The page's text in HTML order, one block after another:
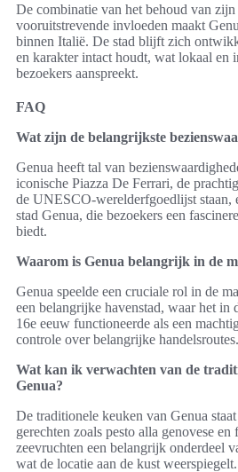
De combinatie van het behoud van zijn
vooruitstrevende invloeden maakt
binnen Italië. De stad blijft zich
en karakter intact houdt, wat lokaal en
bezoekers aanspreekt.
FAQ
Wat zijn de belangrijkste
Genua heeft tal van
iconische Piazza De Ferrari, de
de UNESCO-werelderfgoedlijst staan,
stad Genua, die bezoekers een
biedt.
Waarom is Genua belangrijk in de
Genua speelde een cruciale rol in de
een belangrijke havenstad, waar het in
16e eeuw functioneerde als een
controle over belangrijke handelsroutes.
Wat kan ik verwachten van de
Genua?
De traditionele keuken van Genua
gerechten zoals pesto alla genovese
zeevruchten een belangrijk onderdeel
wat de locatie aan de kust weerspiegelt.